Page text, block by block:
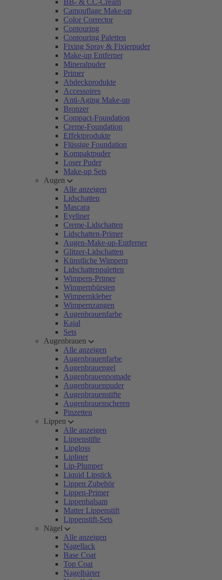
BB- & CC-Cream
Camouflage Make-up
Color Corrector
Contouring
Contouring Paletten
Fixing Spray & Fixierpuder
Make-up Entferner
Mineralpuder
Primer
Abdeckprodukte
Accessoires
Anti-Aging Make-up
Bronzer
Compact-Foundation
Creme-Foundation
Effektprodukte
Flüssige Foundation
Kompaktpuder
Loser Puder
Make-up Sets
Augen
Alle anzeigen
Lidschatten
Mascara
Eyeliner
Creme-Lidschatten
Lidschatten-Primer
Augen-Make-up-Entferner
Glitzer-Lidschatten
Künstliche Wimpern
Lidschattenpaletten
Wimpern-Primer
Wimpernbürsten
Wimpernkleber
Wimpernzangen
Augenbrauenfarbe
Kajal
Sets
Augenbrauen
Alle anzeigen
Augenbrauenfarbe
Augenbrauengel
Augenbrauenpomade
Augenbrauenpuder
Augenbrauenstifte
Augenbrauenscheren
Pinzetten
Lippen
Alle anzeigen
Lippenstifte
Lipgloss
Lipliner
Lip-Plumper
Liquid Lipstick
Lippen Zubehör
Lippen-Primer
Lippenbalsam
Matter Lippenstift
Lippenstift-Sets
Nägel
Alle anzeigen
Nagellack
Base Coat
Top Coat
Nagelhärter